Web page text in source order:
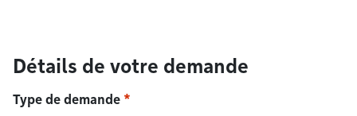
Détails de votre demande
Type de demande